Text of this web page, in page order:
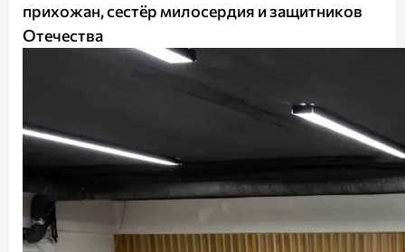
прихожан, сестёр милосердия и защитников
Отечества